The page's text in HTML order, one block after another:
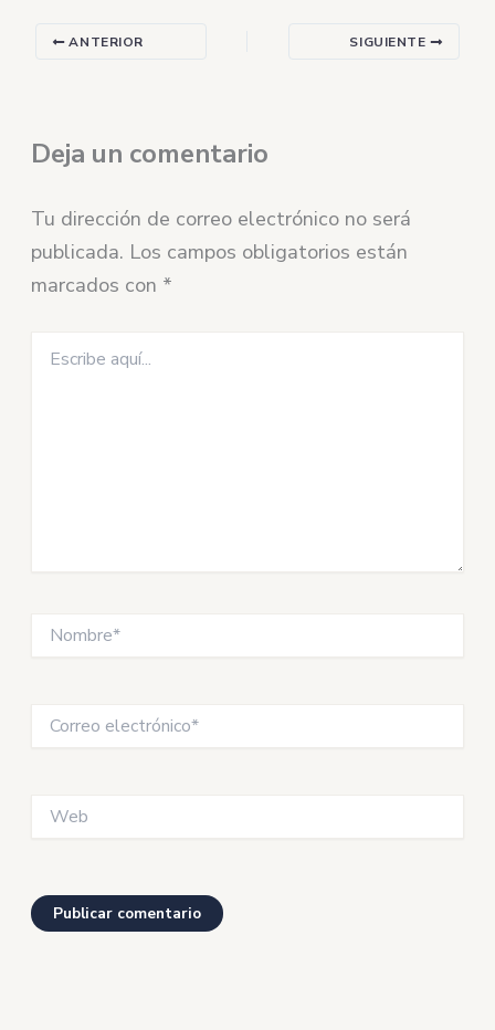
ANTERIOR SIGUIENTE
Deja un comentario
Tu dirección de correo electrónico no será
publicada. Los campos obligatorios están
marcados con *
aquí...
electrónico*